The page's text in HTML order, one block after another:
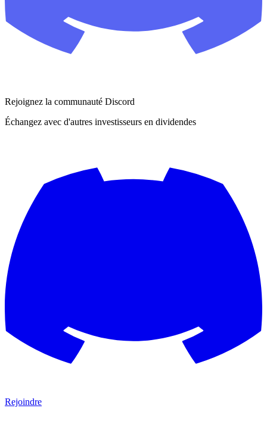
Rejoignez la communauté Discord
Échangez avec d'autres investisseurs en dividendes
Rejoindre